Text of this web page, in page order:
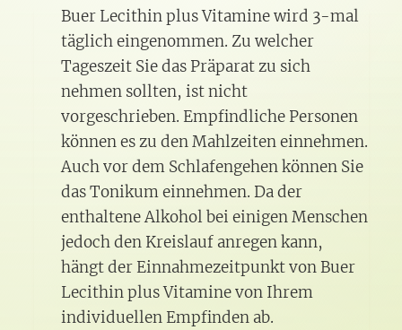
Buer Lecithin plus Vitamine wird 3-mal
täglich eingenommen. Zu welcher
Tageszeit Sie das Präparat zu sich
nehmen sollten, ist nicht
vorgeschrieben. Empfindliche Personen
können es zu den Mahlzeiten einnehmen.
Auch vor dem Schlafengehen können Sie
das Tonikum einnehmen. Da der
enthaltene Alkohol bei einigen Menschen
jedoch den Kreislauf anregen kann,
hängt der Einnahmezeitpunkt von Buer
Lecithin plus Vitamine von Ihrem
individuellen Empfinden ab.